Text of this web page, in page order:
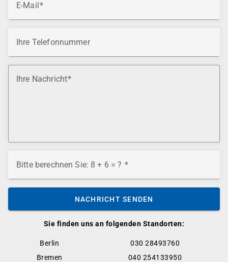
Sie finden uns an folgenden Standorten:
Berlin
030 28493760
Bremen
040 254133950
E-Mail
Ihre Telefonnummer
Ihre Nachricht
Bitte berechnen Sie: 8 + 6 = ?
NACHRICHT SENDEN